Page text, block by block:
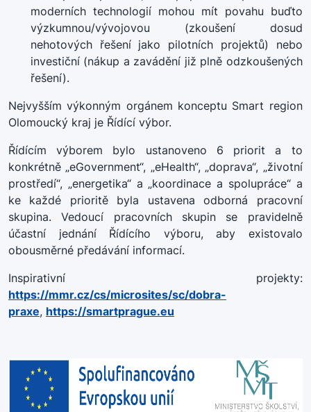
moderních technologií mohou mít povahu buďto
výzkumnou/vývojovou (zkoušení dosud
nehotových řešení jako pilotních projektů) nebo
investiční (nákup a zavádění již plně odzkoušených
řešení).
Nejvyšším výkonným orgánem konceptu Smart region
Olomoucký kraj je Řídící výbor.
Řídícím výborem bylo ustanoveno 6 priorit a to
konkrétně „eGovernment“, „eHealth“, „doprava“, „životní
prostředí“, „energetika“ a „koordinace a spolupráce“ a
ke každé prioritě byla ustavena odborná pracovní
skupina. Vedoucí pracovních skupin se pravidelně
účastní jednání Řídícího výboru, aby existovalo
obousměrné předávání informací.
Inspirativní projekty:
https://mmr.cz/cs/microsites/sc/dobra-
praxe, https://smartprague.eu